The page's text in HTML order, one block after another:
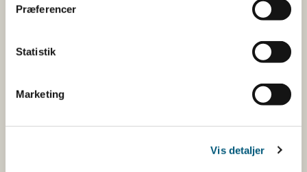
Præferencer
Statistik
Marketing
Vis detaljer
maskering i det omfang, der vurderes at være
behov herfor til fuld dokumentation af fangsten.
Fartøjerne skal følge den forsøgsprotokol, DTU
Fartøjerne sørger selv for at dække fangster og
eventuelle bifangster under fiskeriet ved selv at